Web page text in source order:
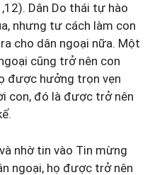
Dân Do thái tự hào
nhưng tư cách làm con
cho dân ngoại nữa. Một
cũng trở nên con
được hưởng trọn vẹn
con, đó là được trở nên
nhờ tin vào Tin mừng
ngoại, họ được trở nên